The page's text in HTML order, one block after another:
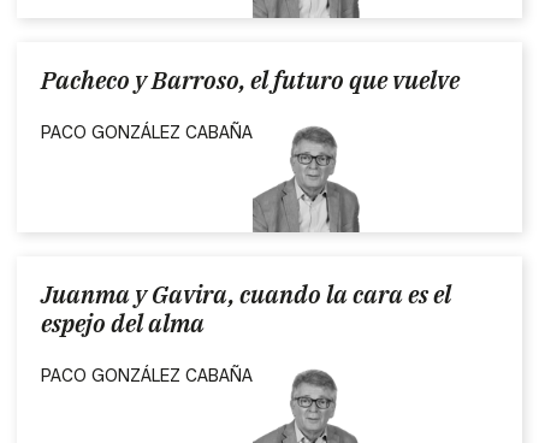
Pacheco y Barroso, el futuro que vuelve
PACO GONZÁLEZ CABAÑA
Juanma y Gavira, cuando la cara es el
espejo del alma
PACO GONZÁLEZ CABAÑA